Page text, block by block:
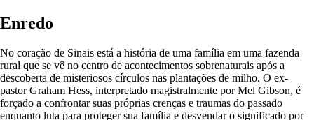
Enredo
No coração de Sinais está a história de uma família em uma fazenda
rural que se vê no centro de acontecimentos sobrenaturais após a
descoberta de misteriosos círculos nas plantações de milho. O ex-
pastor Graham Hess, interpretado magistralmente por Mel Gibson, é
forçado a confrontar suas próprias crenças e traumas do passado
enquanto luta para proteger sua família e desvendar o significado por